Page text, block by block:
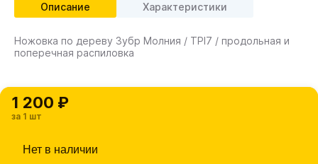
Описание Характеристики
Ножовка по дереву Зубр Молния / TPI7 / продольная и
поперечная распиловка
1 200 ₽
за 1 шт
Нет в наличии